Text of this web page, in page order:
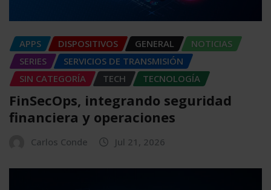
APPS DISPOSITIVOS GENERAL
NOTICIAS
SERIES
SERVICIOS DE TRANSMISIÓN
SIN CATEGORÍA
TECH TECNOLOGÍA
FinSecOps, integrando seguridad
financiera y operaciones
Carlos Conde Jul 21, 2026